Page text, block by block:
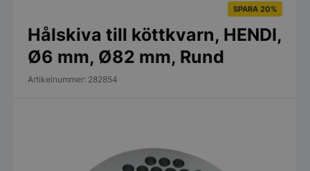
SPARA 20%
Hålskiva till köttkvarn, HENDI,
Ø6 mm, Ø82 mm, Rund
Artikelnummer: 282854